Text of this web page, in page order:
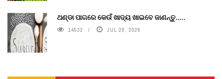
ଥଣ୍ଡା ପାଗରେ କେଉଁ ଖାଦ୍ୟ ଖାଇବେ ଜାଣନ୍ତୁ.....
14532 JUL 28, 2026